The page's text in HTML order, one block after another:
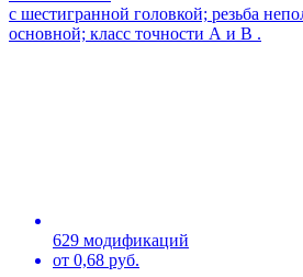
с шестигранной головкой; резьба
основной; класс точности А и В .
629 модификаций
от 0,68 руб.